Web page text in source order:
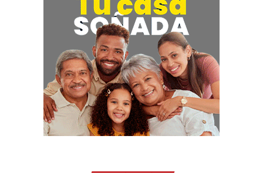
Lo presentían,
momentos antes de la
ejecución en medio de
una transmision en vivo
del Influencer César
Gastélum en Culiacán,
ya habian visto a los